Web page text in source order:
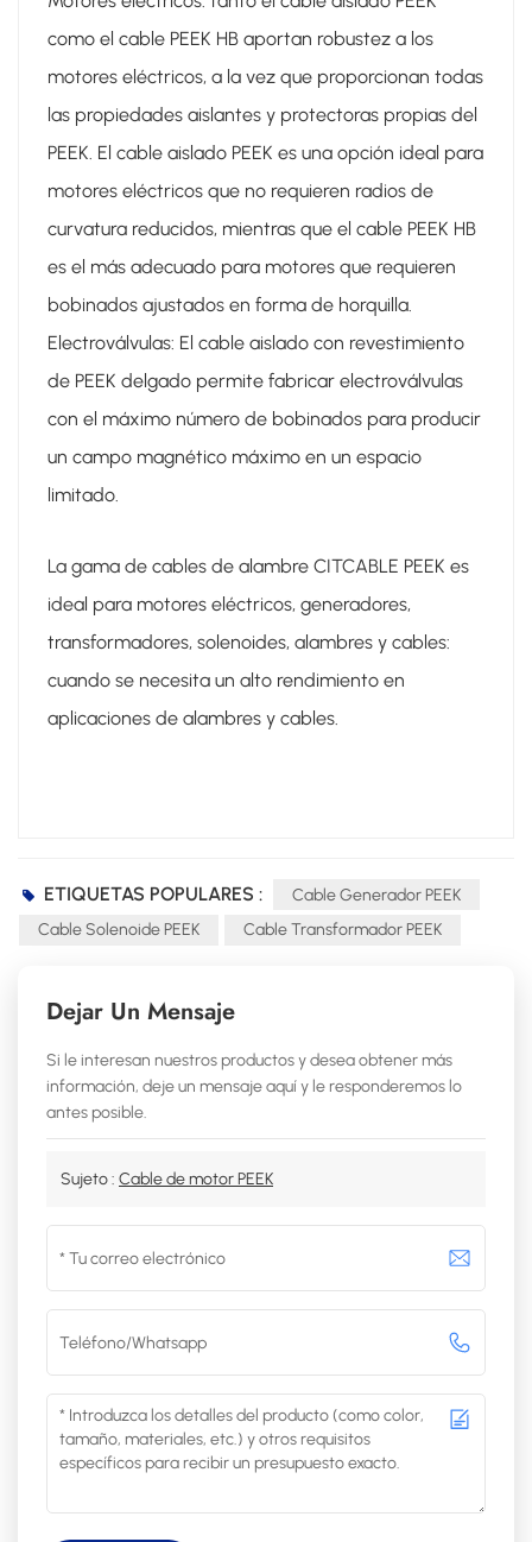
como el cable PEEK HB aportan robustez a los
motores eléctricos, a la vez que proporcionan todas
las propiedades aislantes y protectoras propias del
PEEK. El cable aislado PEEK es una opción ideal para
motores eléctricos que no requieren radios de
curvatura reducidos, mientras que el cable PEEK HB
es el más adecuado para motores que requieren
bobinados ajustados en forma de horquilla.
Electroválvulas: El cable aislado con revestimiento
de PEEK delgado permite fabricar electroválvulas
con el máximo número de bobinados para producir
un campo magnético máximo en un espacio
limitado.
La gama de cables de alambre CITCABLE PEEK es
ideal para motores eléctricos, generadores,
transformadores, solenoides, alambres y cables:
cuando se necesita un alto rendimiento en
aplicaciones de alambres y cables.
ETIQUETAS POPULARES :
Cable Generador PEEK
Cable Solenoide PEEK
Cable Transformador PEEK
Dejar Un Mensaje
Si le interesan nuestros productos y desea obtener más
información, deje un mensaje aquí y le responderemos lo
antes posible.
Sujeto : Cable de motor PEEK